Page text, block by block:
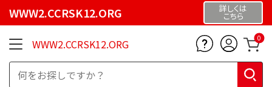
WWW2.CCRSK12.ORG 詳しくは
こちら
WWW2.CCRSK12.ORG 0